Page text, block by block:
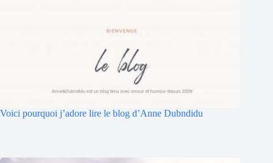
Voici pourquoi j’adore lire le blog d’Anne Dubndidu